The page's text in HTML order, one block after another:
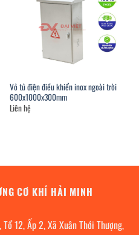
Vỏ tủ điện điều khiển inox ngoài trời
600x1000x300mm
Liên hệ
CƠ KHÍ HẢI MINH
12, Ấp 2, Xã Xuân Thới Thượng,